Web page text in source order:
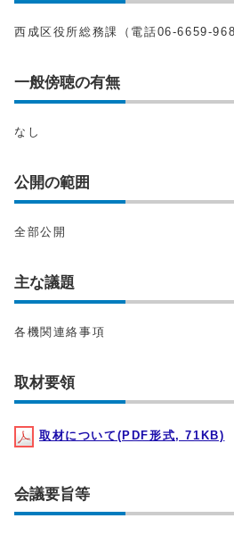
西成区役所総務課（電話06-6659-
一般傍聴の有無
なし
公開の範囲
全部公開
主な議題
各機関連絡事項
取材要領
取材について(PDF形式, 71KB)
会議要旨等